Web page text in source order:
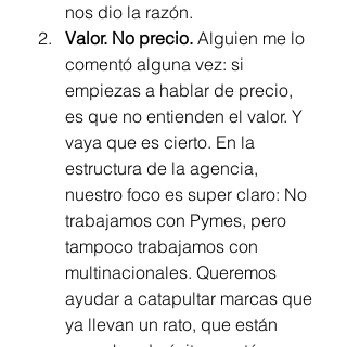
nos dio la razón.
Valor. No precio. Alguien me lo
comentó alguna vez: si
empiezas a hablar de precio,
es que no entienden el valor. Y
vaya que es cierto. En la
estructura de la agencia,
nuestro foco es super claro: No
trabajamos con Pymes, pero
tampoco trabajamos con
multinacionales. Queremos
ayudar a catapultar marcas que
ya llevan un rato, que están